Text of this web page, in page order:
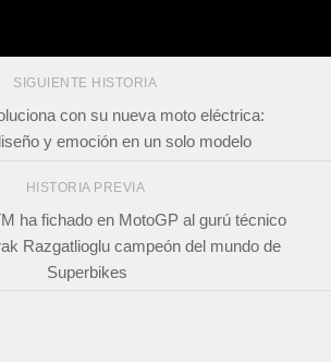
SIGUIENTE HISTORIA
con su nueva moto eléctrica:
y emoción en un solo modelo
HISTORIA PREVIA
ha fichado en MotoGP al gurú técnico
Razgatlioglu campeón del mundo de
Superbikes